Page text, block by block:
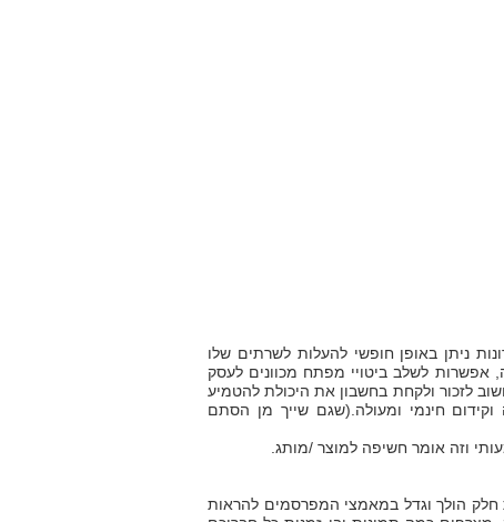
ניתן באופן חופשי להעלות לשרתים שלו
אפשרות לשלב ביטויי מפתח מכוונים לעסק
לזכור ולקחת בחשבון את היכולת להטמיע
חינמי ומעולה.(שגם שייך מן הסתם
וזה אומר חשיפה למוצר /מותג.
חלק הולך וגדל במאמצי המפרסמים להראות